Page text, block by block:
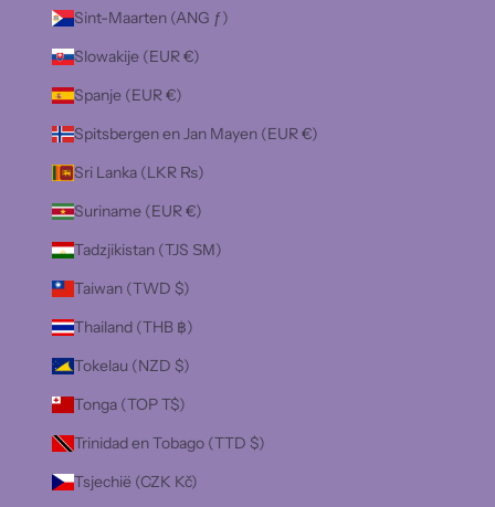
Sint-Maarten (ANG ƒ)
Slowakije (EUR €)
Spanje (EUR €)
Spitsbergen en Jan Mayen (EUR €)
Sri Lanka (LKR ₨)
Suriname (EUR €)
Tadzjikistan (TJS ЅМ)
Taiwan (TWD $)
Thailand (THB ฿)
Tokelau (NZD $)
Tonga (TOP T$)
Trinidad en Tobago (TTD $)
Tsjechië (CZK Kč)